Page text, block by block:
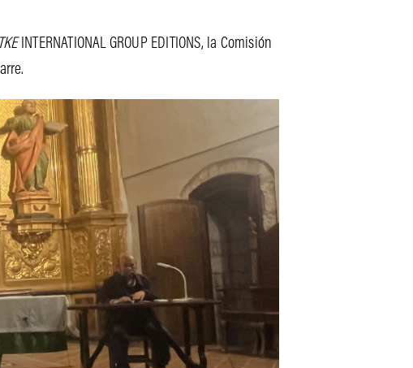
INTERNATIONAL GROUP EDITIONS, la Comisión